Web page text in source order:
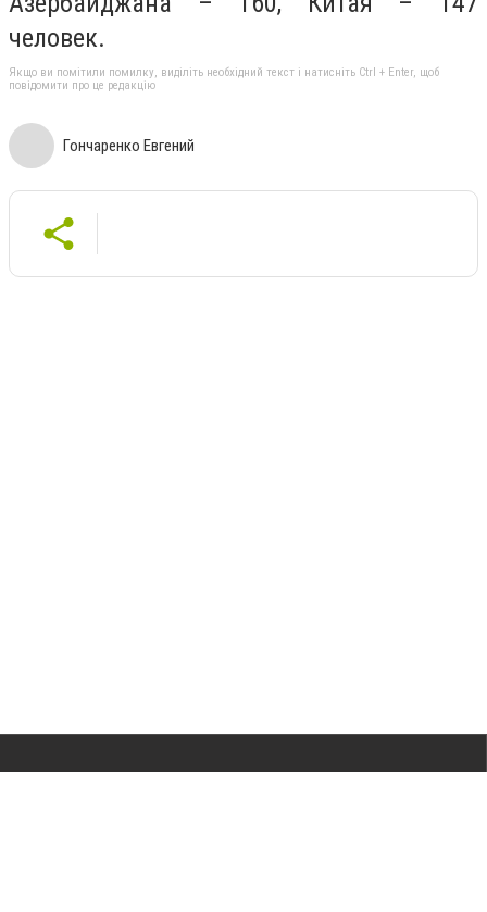
человек.
Якщо ви помітили помилку, виділіть необхідний текст і натисніть Ctrl + Enter, щоб
повідомити про це редакцію
Гончаренко Евгений